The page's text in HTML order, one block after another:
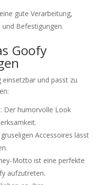
gute Verarbeitung,
Befestigungen.
Goofy
und passt zu
: Der humorvolle Look
Accessoires lässt
Motto ist eine perfekte
aufzutreten.